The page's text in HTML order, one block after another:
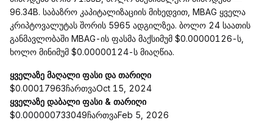
96.34B. საბაზრო კაპიტალიზაციის მიხედვით, MBAG ყველა
კრიპტოვალუტას შორის 5965 ადგილზეა. ბოლო 24 საათის
განმავლობაში MBAG-ის ფასმა მაქსიმუმ $0.00000126-ს,
ხოლო მინიმუმ $0.00000124-ს მიაღწია.
ყველაზე მაღალი ფასი და თარიღი
$0.00017963ჩართვაOct 15, 2024
ყველაზე დაბალი ფასი & თარიღი
$0.000000733049ჩართვაFeb 5, 2026